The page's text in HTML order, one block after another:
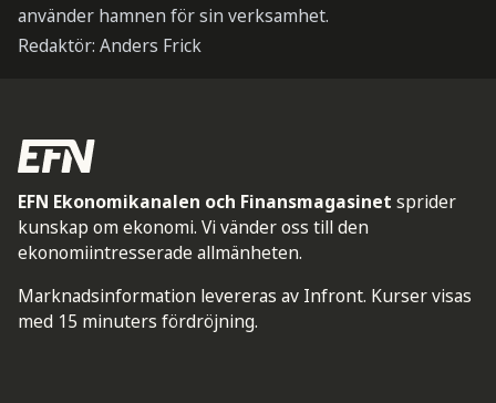
använder hamnen för sin verksamhet.
Redaktör: Anders Frick
EFN Ekonomikanalen och Finansmagasinet sprider
kunskap om ekonomi. Vi vänder oss till den
ekonomiintresserade allmänheten.
Marknadsinformation levereras av Infront. Kurser visas
med 15 minuters fördröjning.